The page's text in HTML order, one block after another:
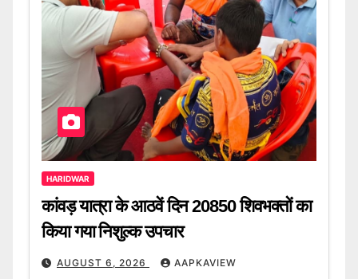
HARIDWAR
कांवड़ यात्रा के आठवें दिन 20850 शिवभक्तों का
किया गया निशुल्क उपचार
AUGUST 6, 2026 AAPKAVIEW